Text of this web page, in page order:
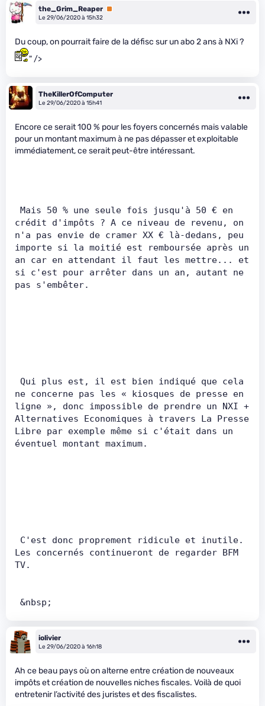
the_Grim_Reaper Premium
Le 29/06/2020 à 15h32
Du coup, on pourrait faire de la défisc sur un abo 2 ans à NXi ?
" />
TheKillerOfComputer
Le 29/06/2020 à 15h41
Encore ce serait 100 % pour les foyers concernés mais valable
pour un montant maximum à ne pas dépasser et exploitable
immédiatement, ce serait peut-être intéressant.
crédit d'impôts ? A ce niveau de revenu, on
n'a pas envie de cramer XX € là-dedans, peu
importe si la moitié est remboursée après un
an car en attendant il faut les mettre... et
si c'est pour arrêter dans un an, autant ne
pas s'embêter.
ne concerne pas les « kiosques de presse en
ligne », donc impossible de prendre un NXI +
Alternatives Economiques à travers La Presse
Libre par exemple même si c'était dans un
éventuel montant maximum.
Les concernés continueront de regarder BFM
TV.
&nbsp;
iolivier
Le 29/06/2020 à 16h18
Ah ce beau pays où on alterne entre création de nouveaux
impôts et création de nouvelles niches fiscales. Voilà de quoi
entretenir l’activité des juristes et des fiscalistes.